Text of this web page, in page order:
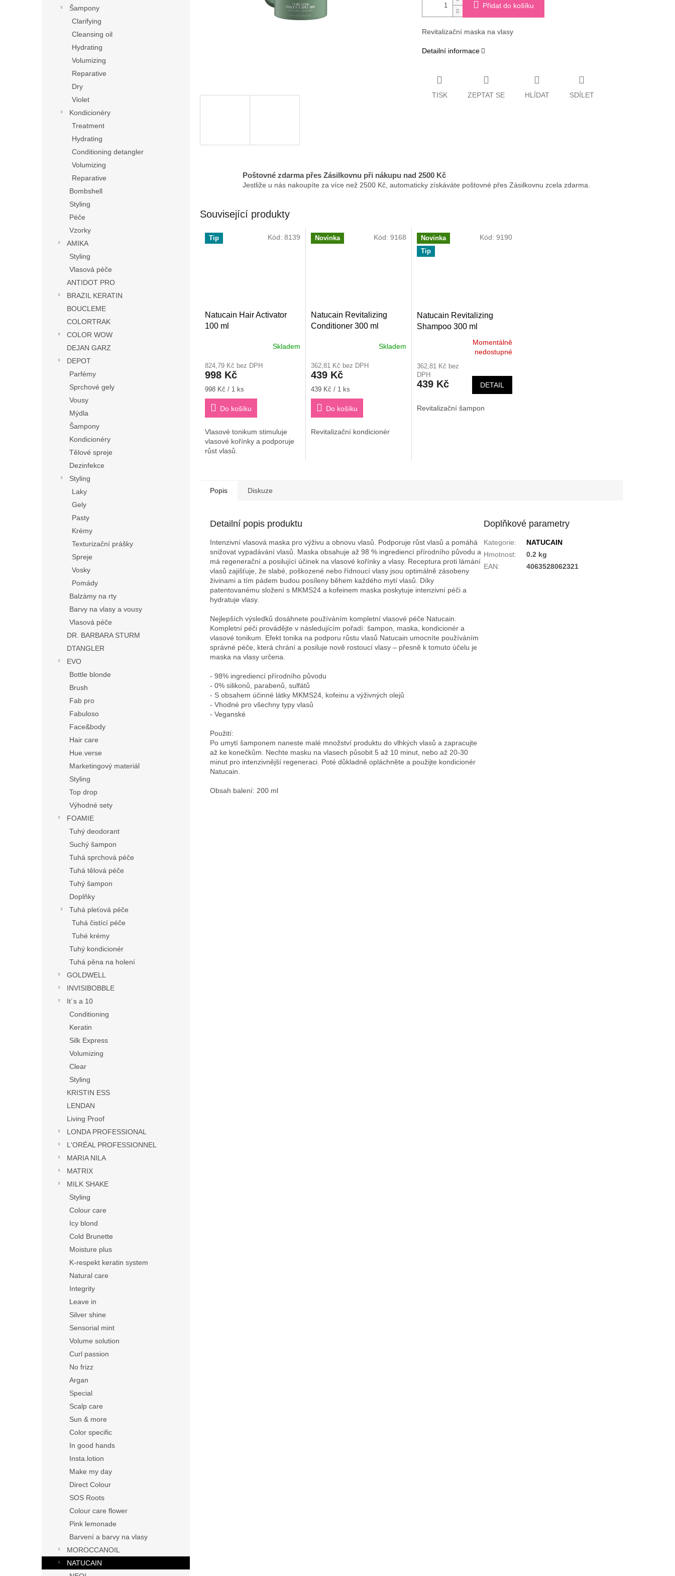
Šampony
Clarifying
Cleansing oil
Hydrating
Volumizing
Reparative
Dry
Violet
Kondicionéry
Treatment
Hydrating
Conditioning detangler
Volumizing
Reparative
Bombshell
Styling
Péče
Vzorky
AMIKA
Styling
Vlasová péče
ANTIDOT PRO
BRAZIL KERATIN
BOUCLEME
COLORTRAK
COLOR WOW
DEJAN GARZ
DEPOT
Parfémy
Sprchové gely
Vousy
Mýdla
Šampony
Kondicionéry
Tělové spreje
Dezinfekce
Styling
Laky
Gely
Pasty
Krémy
Texturizační prášky
Spreje
Vosky
Pomády
Balzámy na rty
Barvy na vlasy a vousy
Vlasová péče
DR. BARBARA STURM
DTANGLER
EVO
Bottle blonde
Brush
Fab pro
Fabuloso
Face&body
Hair care
Hue.verse
Marketingový materiál
Styling
Top drop
Výhodné sety
FOAMIE
Tuhý deodorant
Suchý šampon
Tuhá sprchová péče
Tuhá tělová péče
Tuhý šampon
Doplňky
Tuhá pleťová péče
Tuhá čistící péče
Tuhé krémy
Tuhý kondicionér
Tuhá pěna na holení
GOLDWELL
INVISIBOBBLE
It´s a 10
Conditioning
Keratin
Silk Express
Volumizing
Clear
Styling
KRISTIN ESS
LENDAN
Living Proof
LONDA PROFESSIONAL
L'ORÉAL PROFESSIONNEL
MARIA NILA
MATRIX
MILK SHAKE
Styling
Colour care
Icy blond
Cold Brunette
Moisture plus
K-respekt keratin system
Natural care
Integrity
Leave in
Silver shine
Sensorial mint
Volume solution
Curl passion
No frizz
Argan
Special
Scalp care
Sun & more
Color specific
In good hands
Insta.lotion
Make my day
Direct Colour
SOS Roots
Colour care flower
Pink lemonade
Barvení a barvy na vlasy
MOROCCANOIL
NATUCAIN
Přidat do košíku
Revitalizační maska na vlasy
Detailní informace
TISK ZEPTAT SE HLÍDAT SDÍLET
Poštovné zdarma přes Zásilkovnu při nákupu nad 2500 Kč
Jestliže u nás nakoupíte za více než 2500 Kč, automaticky získáváte poštovné přes Zásilkovnu zcela zdarma.
Související produkty
Tip
Natucain Hair Activator
100 ml
produktu
je
3,3
Skladem
824,79 Kč bez DPH
998 Kč
Měrná
cena:
998 Kč / 1 ks
Do košíku
Vlasové tonikum stimuluje
vlasové kořínky a podporuje
růst vlasů.
Kód: 8139 Novinka
Natucain Revitalizing
Conditioner 300 ml
Skladem
362,81 Kč bez DPH
439 Kč
Měrná
cena:
439 Kč / 1 ks
Do košíku
Revitalizační kondicionér
Kód: 9168
Novinka
Tip
Natucain Revitalizing
Shampoo 300 ml
produktu
je
3,4
5
Momentálně
nedostupné
362,81 Kč bez
DPH
439 Kč DETAIL
Revitalizační šampon
Kód:9190
Popis Diskuze
Detailní popis produktu
Intenzivní vlasová maska ​​pro výživu a obnovu vlasů. Podporuje růst vlasů a pomáhá
snižovat vypadávání vlasů. Maska ​​obsahuje až 98 % ingrediencí přírodního původu a
má regenerační a posilující účinek na vlasové kořínky a vlasy. Receptura proti lámání
vlasů zajišťuje, že slabé, poškozené nebo řídnoucí vlasy jsou optimálně zásobeny
živinami a tím pádem budou posíleny během každého mytí vlasů. Díky
patentovanému složení s MKMS24 a kofeinem maska poskytuje ​​intenzivní péči a
hydratuje vlasy.
Nejlepších výsledků dosáhnete používáním kompletní vlasové péče Natucain.
Kompletní péči provádějte v následujícím pořadí: šampon, maska, kondicionér a
vlasové tonikum. Efekt tonika na podporu růstu vlasů Natucain umocníte používáním
správné péče, která chrání a posiluje nově rostoucí vlasy – přesně k tomuto účelu je
maska ​​na vlasy určena.
- 98% ingrediencí přírodního původu
- 0% silikonů, parabenů, sulfátů
- S obsahem účinné látky MKMS24, kofeinu a výživných olejů
- Vhodné pro všechny typy vlasů
- Veganské
Použití:
Po umytí šamponem naneste malé množství produktu do vlhkých vlasů a zapracujte
až ke konečkům. Nechte masku na vlasech působit 5 až 10 minut, nebo až 20-30
minut pro intenzivnější regeneraci. Poté důkladně opláchněte a použijte kondicionér
Natucain.
Obsah balení: 200 ml
Doplňkové parametry
Kategorie:
NATUCAIN
Hmotnost:
0.2 kg
EAN: 4063528062321